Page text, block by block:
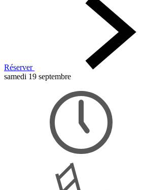
Réserver
samedi 19 septembre